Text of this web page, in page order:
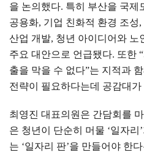
을 논의했다. 특히 부산을 국제
공용화, 기업 친화적 환경 조성,
산업 개발, 청년 아이디어와 노
주요 대안으로 언급됐다. 또한 “
출을 막을 수 없다”는 지적과 함
전략이 필요하다는데 공감대
최영진 대표의원은 간담회를
은 청년이 단순히 머물 ‘일자리 ’
는 ‘일자리 판’을 만들어야 한다